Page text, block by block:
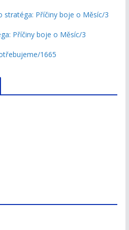
stratéga: Příčiny boje o Měsíc/3
Příčiny boje o Měsíc/3
1665